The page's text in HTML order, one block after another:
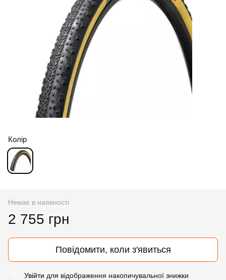
Колір
Немає в наявності
2 755 грн
Повідомити, коли з'явиться
Увійти для відображення накопичувальної знижки